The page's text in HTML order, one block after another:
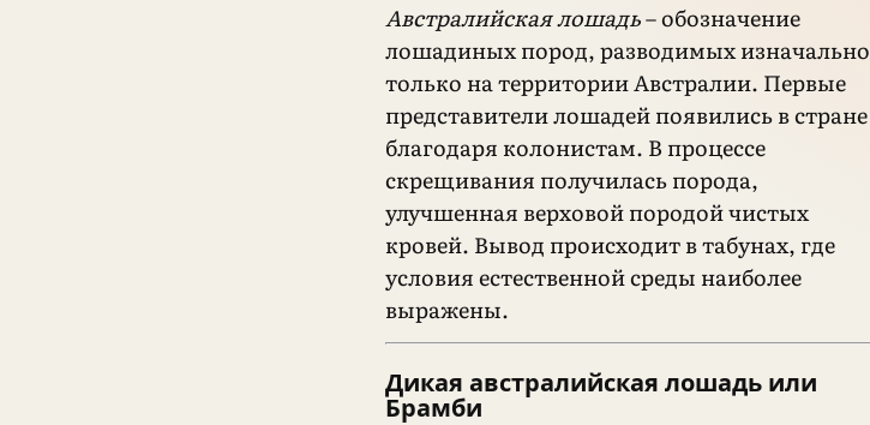
Австралийская лошадь– обозначение
лошадиных пород, разводимых изначально
только на территории Австралии. Первые
представители лошадей появились в стране
благодаря колонистам. В процессе
скрещивания получилась порода,
улучшенная верховой породой чистых
кровей. Вывод происходит в табунах, где
условия естественной среды наиболее
выражены.
Дикая австралийская лошадь или
Брамби